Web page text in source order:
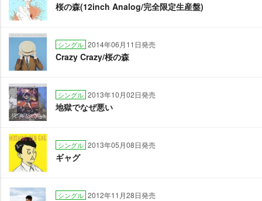
桜の森(12inch Analog/完全限定生産盤)
シングル 2014年06月11日発売
Crazy Crazy/桜の森
シングル 2013年10月02日発売
地獄でなぜ悪い
シングル 2013年05月08日発売
ギャグ
シングル 2012年11月28日発売